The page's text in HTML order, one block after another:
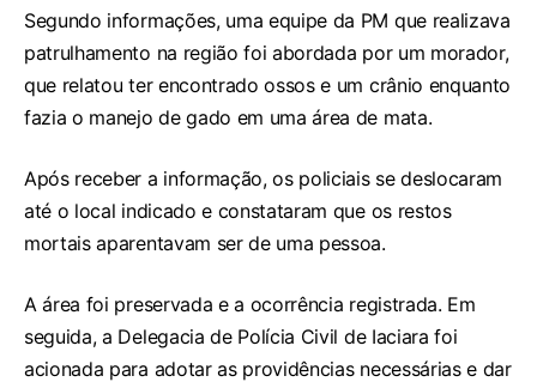
Segundo informações, uma equipe da PM que realizava
patrulhamento na região foi abordada por um morador,
que relatou ter encontrado ossos e um crânio enquanto
fazia o manejo de gado em uma área de mata.
Após receber a informação, os policiais se deslocaram
até o local indicado e constataram que os restos
mortais aparentavam ser de uma pessoa.
A área foi preservada e a ocorrência registrada. Em
seguida, a Delegacia de Polícia Civil de Iaciara foi
acionada para adotar as providências necessárias e dar